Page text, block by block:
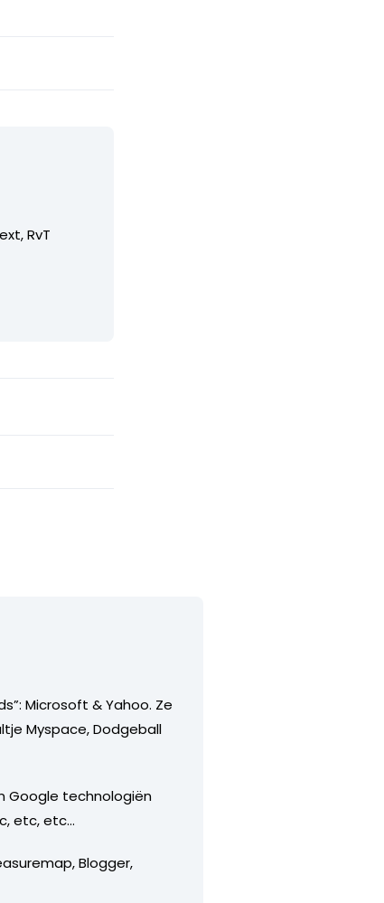
RvT
Microsoft & Yahoo. Ze
Myspace, Dodgeball
Google technologiën
etc, etc…
Blogger,